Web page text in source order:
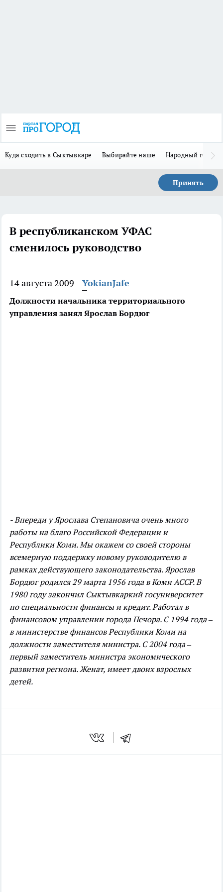
Куда сходить в Сыктывкаре Выбирайте наше Народный герой
Принять
В республиканском УФАС
сменилось руководство
14 августа 2009 YokianJafe
Должности начальника территориального
управления занял Ярослав Бордюг
- Впереди у Ярослава Степановича очень много
работы на благо Российской Федерации и
Республики Коми. Мы окажем со своей стороны
всемерную поддержку новому руководителю в
рамках действующего законодательства.Ярослав
Бордюг родился 29 марта 1956 года в Коми АССР. В
1980 году закончил Сыктывкаркий госуниверситет
по специальности финансы и кредит. Работал в
финансовом управлении города Печора. С 1994 года –
в министерстве финансов Республики Коми на
должности заместителя министра. С 2004 года –
первый заместитель министра экономического
развития региона. Женат, имеет двоих взрослых
детей.